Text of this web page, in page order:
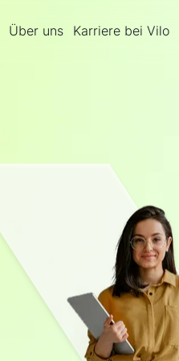
Über uns Karriere bei Vilo